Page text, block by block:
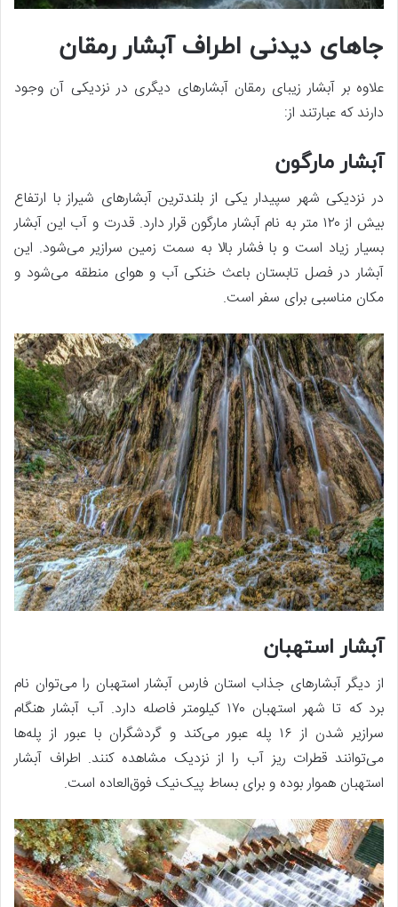
جاهای دیدنی اطراف آبشار رمقان
علاوه بر آبشار زیبای رمقان آبشارهای دیگری در نزدیکی آن وجود
دارند که عبارتند از:
آبشار مارگون
در نزدیکی شهر سپیدار یکی از بلندترین آبشارهای شیراز با ارتفاع
بیش از ۱۲۰ متر به نام آبشار مارگون قرار دارد. قدرت و آب این آبشار
بسیار زیاد است و با فشار بالا به سمت زمین سرازیر می‌شود. این
آبشار در فصل تابستان باعث خنکی آب و هوای منطقه می‌شود و
مکان مناسبی برای سفر است.
آبشار استهبان
از دیگر آبشارهای جذاب استان فارس آبشار استهبان را می‌توان نام
برد که تا شهر استهبان ۱۷۰ کیلومتر فاصله دارد. آب آبشار هنگام
سرازیر شدن از ۱۶ پله عبور می‌کند و گردشگران با عبور از پله‌ها
می‌توانند قطرات ریز آب را از نزدیک مشاهده کنند. اطراف آبشار
استهبان هموار بوده و برای بساط پیک‌نیک فوق‌العاده است.